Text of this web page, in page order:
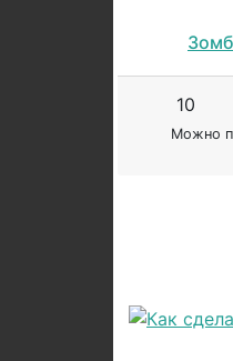
10
Можно